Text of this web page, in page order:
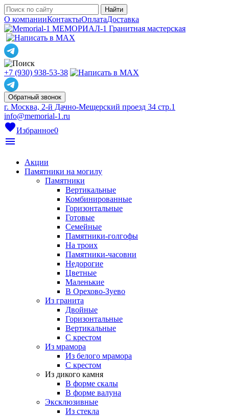
О компанииКонтактыОплатаДоставка
МЕМОРИАЛ-1 Гранитная мастерская
+7 (930) 938-53-38
Обратный звонок
г. Москва, 2-й Дачно-Мещерский проезд 34 стр.1
info@memorial-1.ru
favoriteИзбранное0
menu
Акции
Памятники на могилу
Памятники
Вертикальные
Комбинированные
Горизонтальные
Готовые
Семейные
Памятники-голгофы
На троих
Памятники-часовни
Недорогие
Цветные
Маленькие
В Орехово-Зуево
Из гранита
Двойные
Горизонтальные
Вертикальные
С крестом
Из мрамора
Из белого мрамора
С крестом
Из дикого камня
В форме скалы
В форме валуна
Эксклюзивные
Из стекла